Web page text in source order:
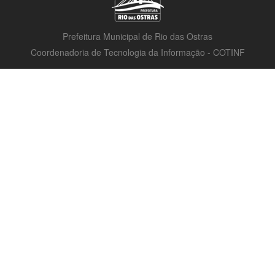
Prefeitura Municipal de Rio das Ostras
Coordenadoria de Tecnologia da Informação - COTINF